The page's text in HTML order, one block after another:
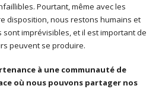
Pourtant, même avec les
disposition, nous restons humains et
sont imprévisibles, et il est important de
peuvent se produire.
à une communauté de
où nous pouvons partager nos